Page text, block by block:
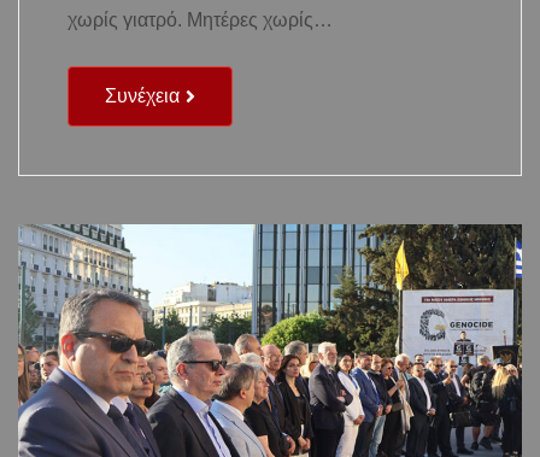
χωρίς γιατρό. Μητέρες χωρίς…
Συνέχεια